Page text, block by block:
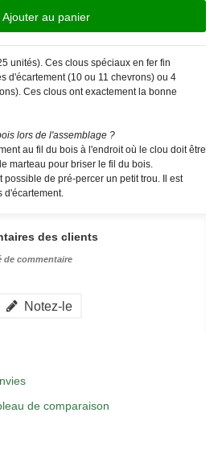
Ajouter au panier
unités). Ces clous spéciaux en fer fin
d'écartement (10 ou 11 chevrons) ou 4
Ces clous ont exactement la bonne
lors de l'assemblage ?
au fil du bois à l'endroit où le clou doit être
marteau pour briser le fil du bois.
possible de pré-percer un petit trou. Il est
d'écartement.
des clients
de commentaire
Notez-le
de comparaison